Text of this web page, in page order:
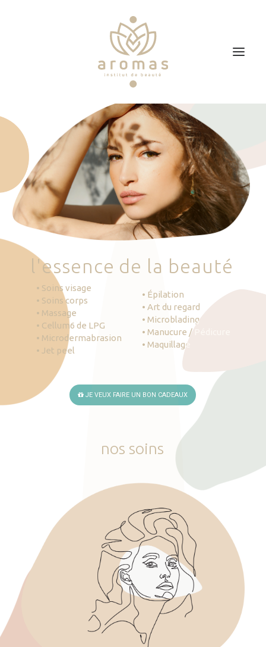
Soins
Je veux faire un bon cadeau
Plan d’accès
Prendre RDV
'essence de la beauté
• Soins visage
• Soins corps
• Massage
• Cellum6 de LPG
• Microdermabrasion
• Jet peel
• Épilation
• Art du regard
• Microblading
• Manucure / Pédicure
• Maquillage
JE VEUX FAIRE UN BON CADEAUX
nos soins